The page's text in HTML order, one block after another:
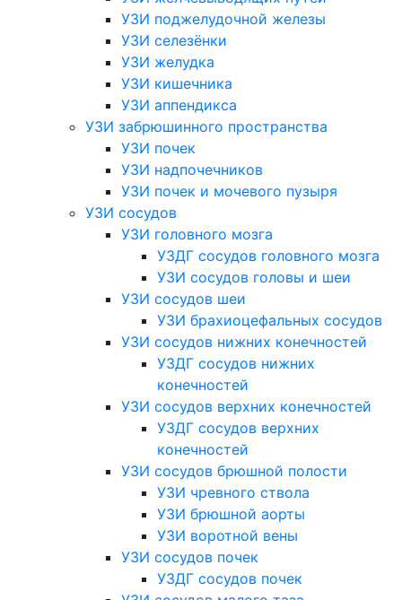
УЗИ поджелудочной железы
УЗИ селезёнки
УЗИ желудка
УЗИ кишечника
УЗИ аппендикса
УЗИ забрюшинного пространства
УЗИ почек
УЗИ надпочечников
УЗИ почек и мочевого пузыря
УЗИ сосудов
УЗИ головного мозга
УЗДГ сосудов головного мозга
УЗИ сосудов головы и шеи
УЗИ сосудов шеи
УЗИ брахиоцефальных сосудов
УЗИ сосудов нижних конечностей
УЗДГ сосудов нижних
конечностей
УЗИ сосудов верхних конечностей
УЗДГ сосудов верхних
конечностей
УЗИ сосудов брюшной полости
УЗИ чревного ствола
УЗИ брюшной аорты
УЗИ воротной вены
УЗИ сосудов почек
УЗДГ сосудов почек